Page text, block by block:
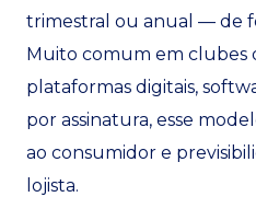
trimestral ou anual — de
Muito comum em clubes
plataformas digitais,
por assinatura, esse
ao consumidor e
lojista.